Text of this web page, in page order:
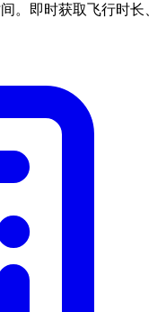
。即时获取飞行时长、